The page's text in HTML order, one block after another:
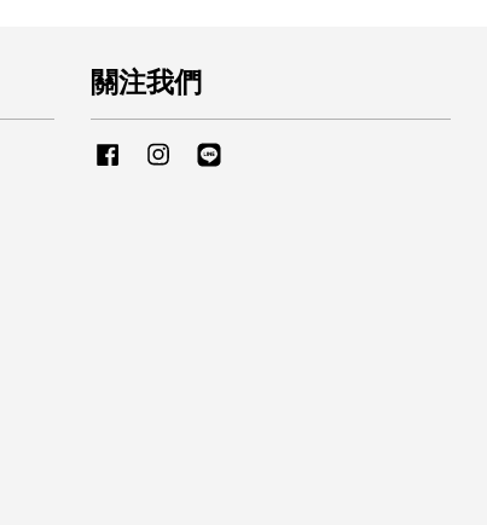
關注我們
Facebook Instagram